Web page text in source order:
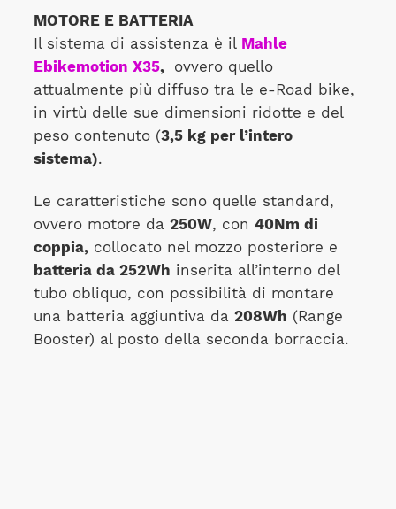
MOTORE E BATTERIA
Il sistema di assistenza è il Mahle
Ebikemotion X35,
ovvero quello
attualmente più diffuso tra le e-Road bike,
in virtù delle sue dimensioni ridotte e del
peso contenuto (3,5 kg per l’intero
sistema).
Le caratteristiche sono quelle standard,
ovvero motore da 250W, con 40Nm di
coppia,collocato nel mozzo posteriore e
batteria da 252Wh inserita all’interno del
tubo obliquo, con possibilità di montare
una batteria aggiuntiva da 208Wh (Range
Booster) al posto della seconda borraccia.